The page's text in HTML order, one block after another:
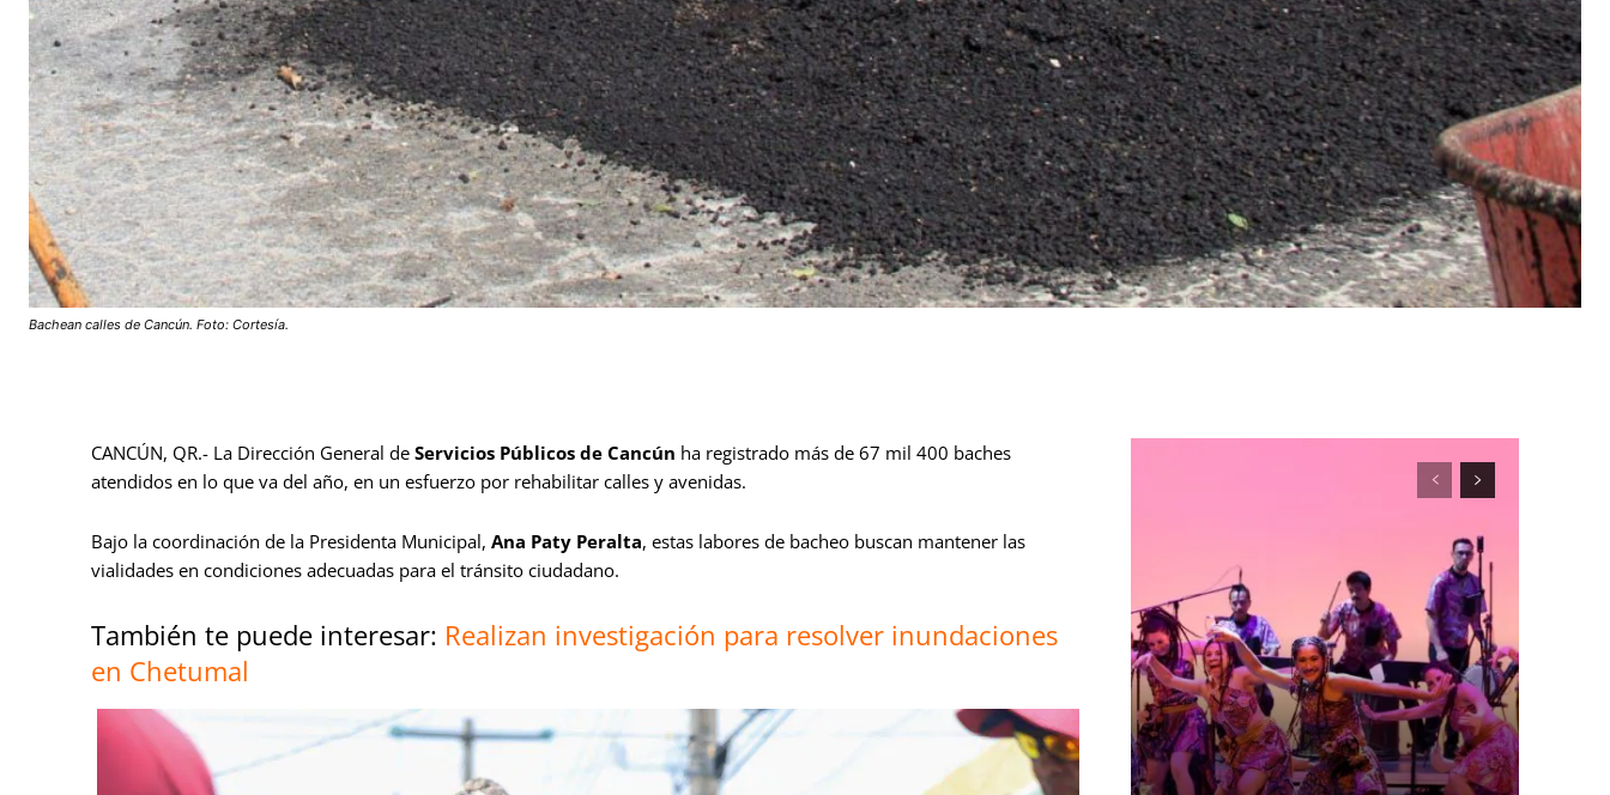
Bachean calles de Cancún. Foto: Cortesía.
CANCÚN, QR.- La Dirección General de Servicios Públicos de Cancún ha registrado más de 67 mil 400 baches
atendidos en lo que va del año, en un esfuerzo por rehabilitar calles y avenidas.
Bajo la coordinación de la Presidenta Municipal, Ana Paty Peralta, estas labores de bacheo buscan mantener las
vialidades en condiciones adecuadas para el tránsito ciudadano.
También te puede interesar: Realizan investigación para resolver inundaciones
en Chetumal